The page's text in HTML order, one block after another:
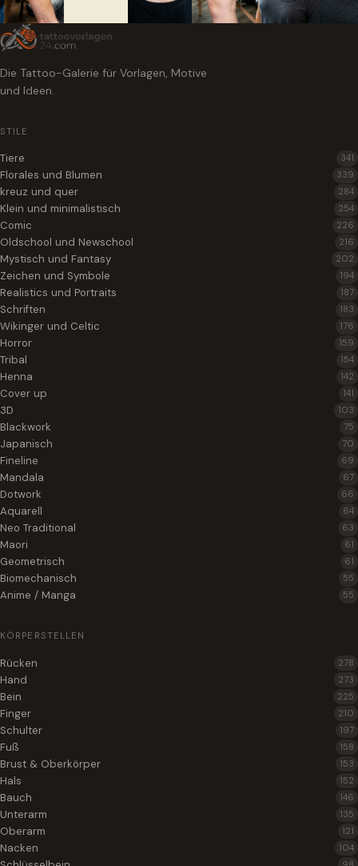
Die Tattoo-Galerie für Vorlagen, Motive
und Ideen.
STILE
Tiere 341
Florales und Blumen 339
kreuz und quer 284
Klein und minimalistisch 254
Comic 226
Oldschool und Newschool 216
Mystisch und Fantasy 202
Zeichen und Symbole 194
Realistics und Portraits 187
Schriften 183
Wikinger und Celtic 176
Horror 159
Tribal 154
Henna 142
Cover up 141
3D 103
Blackwork 75
Japanisch 70
Fineline 69
Mandala 67
Dotwork 66
Aquarell 64
Neo Traditional 63
Maori 61
Geometrisch 61
Biomechanisch 55
Anime / Manga 55
KÖRPERSTELLEN
Rücken 278
Hand 273
Bein 225
Finger 210
Schulter 197
Fuß 158
Brust & Oberkörper 153
Hals 152
Bauch 146
Unterarm 135
Oberarm 121
Nacken 104